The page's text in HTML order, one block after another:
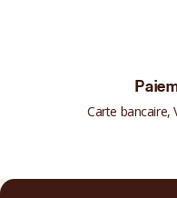
Carte bancaire,